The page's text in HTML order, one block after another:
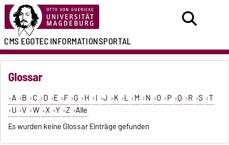
CMS EGOTECINFORMATIONSPORTAL
Glossar
A B C D E F G H I J K L M N O P Q R S T
U V W X Y Z Alle
Es wurden keine Glossar Einträge gefunden